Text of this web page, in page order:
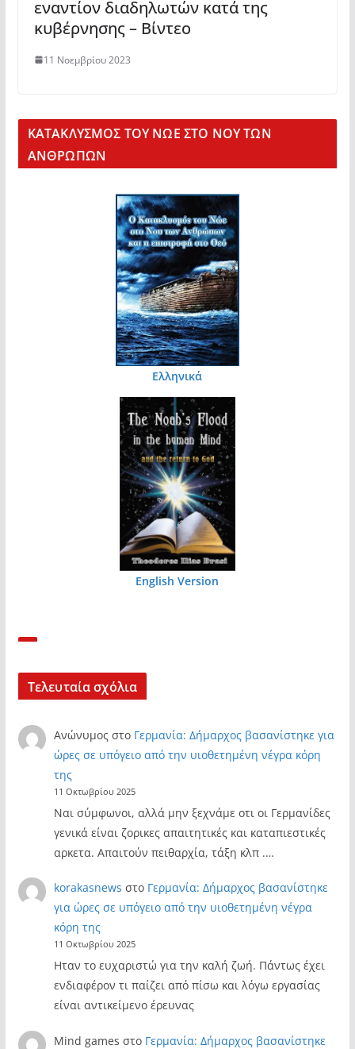
εναντίον διαδηλωτών κατά της
κυβέρνησης – Βίντεο
11 Νοεμβρίου 2023
KΑΤΑΚΛΥΣΜΟΣ ΤΟΥ ΝΩΕ ΣΤΟ ΝΟΥ ΤΩΝ
ΑΝΘΡΩΠΩΝ
Ελληνικά
English Version
Τελευταία σχόλια
Ανώνυμος στο Γερμανία: Δήμαρχος βασανίστηκε για
ώρες σε υπόγειο από την υιοθετημένη νέγρα κόρη
της
11 Οκτωβρίου 2025
Ναι σύμφωνοι, αλλά μην ξεχνάμε οτι οι Γερμανίδες
γενικά είναι ζορικες απαιτητικές και καταπιεστικές
αρκετα. Απαιτούν πειθαρχία, τάξη κλπ .…
korakasnews στο Γερμανία: Δήμαρχος βασανίστηκε
για ώρες σε υπόγειο από την υιοθετημένη νέγρα
κόρη της
11 Οκτωβρίου 2025
Ηταν το ευχαριστώ για την καλή ζωή. Πάντως έχει
ενδιαφέρον τι παίζει από πίσω και λόγω εργασίας
είναι αντικείμενο έρευνας
Mind games στο Γερμανία: Δήμαρχος βασανίστηκε